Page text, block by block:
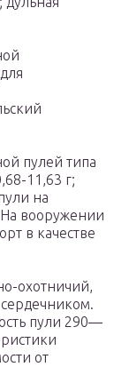
пулей типа
11,63 г;
на
вооружении
в качестве
охотничий,
пули 290—
от